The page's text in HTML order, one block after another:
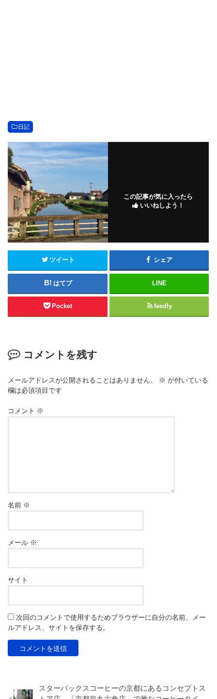
日記
この記事が気に入ったら
いいねしよう！
ツイート シェア
はてブ LINE
Pocket feedly
コメントを残す
メールアドレスが公開されることはありません。 ※ が付いている
欄は必須項目です
コメント ※
名前 ※
メール ※
サイト
次回のコメントで使用するためブラウザーに自分の名前、メー
ルアドレス、サイトを保存する。
スターバックスコーヒーの京都にあるコンセプトス